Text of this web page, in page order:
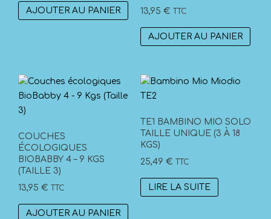
AJOUTER AU PANIER
13,95 € TTC
AJOUTER AU PANIER
COUCHES
ÉCOLOGIQUES
BIOBABBY 4 – 9 KGS
(TAILLE 3)
13,95 € TTC
AJOUTER AU PANIER
TE1 BAMBINO MIO SOLO
TAILLE UNIQUE (3 À 18
KGS)
25,49 € TTC
LIRE LA SUITE